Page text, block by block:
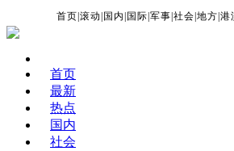
首页 |滚动 国内 国际 |军事 |社会 |地方 |港
首页
最新
热点
国内
社会